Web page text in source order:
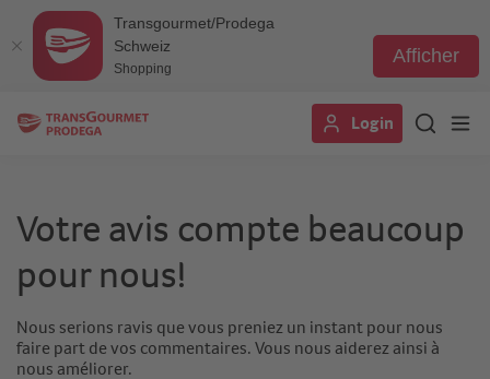
Transgourmet/Prodega
Schweiz
Shopping
Afficher
Login
Votre avis compte beaucoup
pour nous!
Nous serions ravis que vous preniez un instant pour nous
faire part de vos commentaires. Vous nous aiderez ainsi à
nous améliorer.